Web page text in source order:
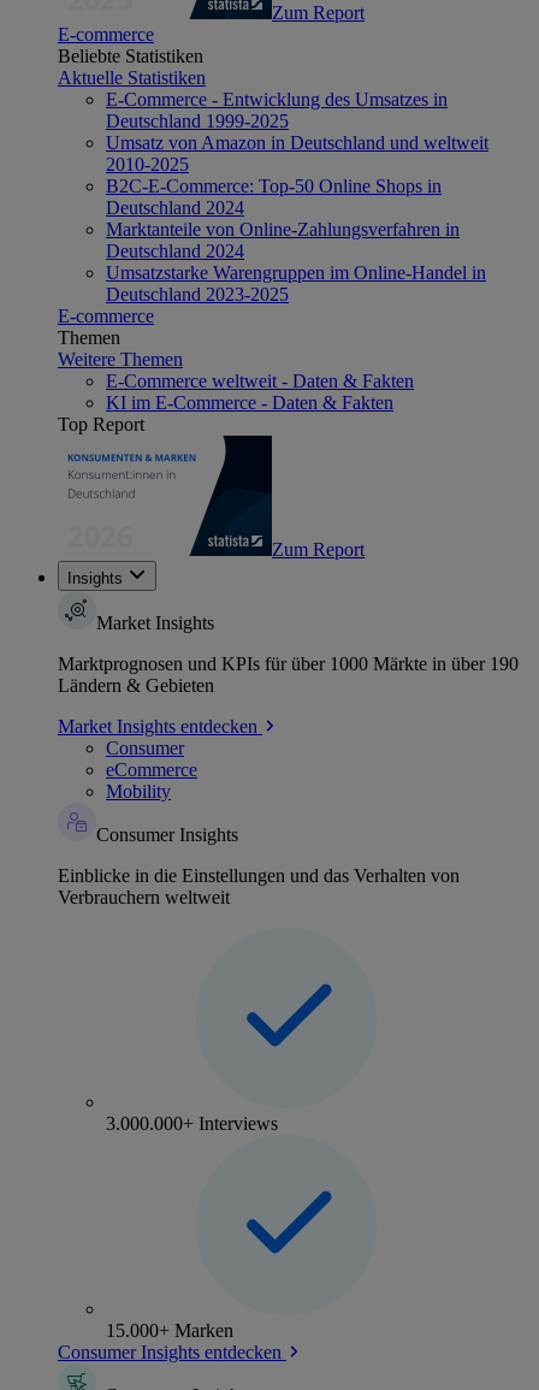
Zum Report
E-commerce
Beliebte Statistiken
Aktuelle Statistiken
E-Commerce - Entwicklung des Umsatzes in
Deutschland 1999-2025
Umsatz von Amazon in Deutschland und weltweit
2010-2025
B2C-E-Commerce: Top-50 Online Shops in
Deutschland 2024
Marktanteile von Online-Zahlungsverfahren in
Deutschland 2024
Umsatzstarke Warengruppen im Online-Handel in
Deutschland 2023-2025
E-commerce
Themen
Weitere Themen
E-Commerce weltweit - Daten & Fakten
KI im E-Commerce - Daten & Fakten
Top Report
Zum Report
Insights
Market Insights
Marktprognosen und KPIs für über 1000 Märkte in über 190
Ländern & Gebieten
Market Insights entdecken
Consumer
eCommerce
Mobility
Consumer Insights
Einblicke in die Einstellungen und das Verhalten von
Verbrauchern weltweit
3.000.000+ Interviews
15.000+ Marken
Consumer Insights entdecken